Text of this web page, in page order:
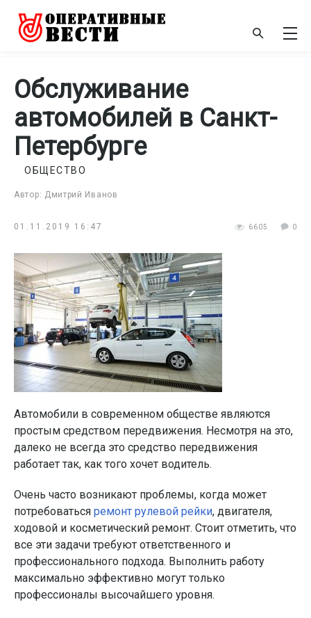
Обслуживание
автомобилей в Санкт-
Петербурге
Автор: Дмитрий Иванов
ОБЩЕСТВО
01.11.2019 16:47 6605 0
Автомобили в современном обществе являются
простым средством передвижения. Несмотря на это,
далеко не всегда это средство передвижения
работает так, как того хочет водитель.
Очень часто возникают проблемы, когда может
потребоваться ремонт рулевой рейки, двигателя,
ходовой и косметический ремонт. Стоит отметить, что
все эти задачи требуют ответственного и
профессионального подхода. Выполнить работу
максимально эффективно могут только
профессионалы высочайшего уровня.